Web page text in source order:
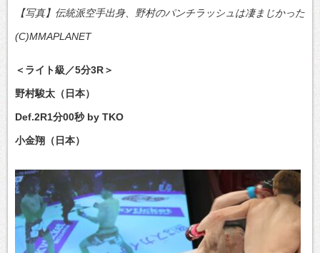
【写真】伝統派空手出身、野村のパンチラッシュは凄まじかった
(C)MMAPLANET
＜ライト級／5分3R＞
野村駿太（日本）
Def.2R1分00秒 by TKO
小金翔（日本）